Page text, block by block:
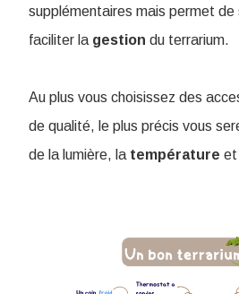
supplémentaires mais permet
faciliter la gestion du terrarium.
Au plus vous choisissez des
de qualité, le plus précis vous
de la lumière, la température et